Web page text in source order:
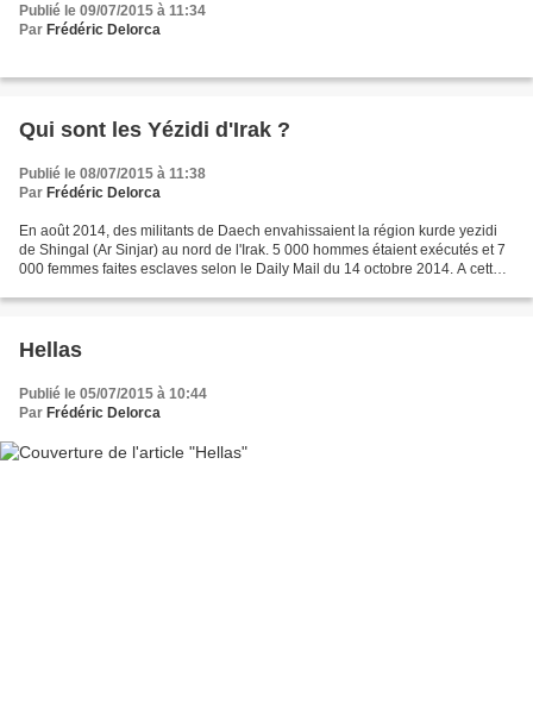
Publié le 09/07/2015 à 11:34
Par Frédéric Delorca
Qui sont les Yézidi d'Irak ?
Publié le 08/07/2015 à 11:38
Par Frédéric Delorca
En août 2014, des militants de Daech envahissaient la région kurde yezidi
de Shingal (Ar Sinjar) au nord de l'Irak. 5 000 hommes étaient exécutés et 7
000 femmes faites esclaves selon le Daily Mail du 14 octobre 2014. A cette
Hellas
Publié le 05/07/2015 à 10:44
Par Frédéric Delorca